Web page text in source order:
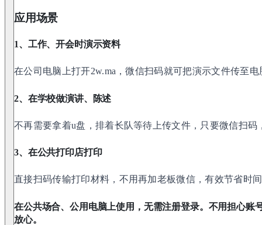
应用场景
1、工作、开会时演示资料
在公司电脑上打开2w.ma，微信扫码就可把演示文件传至
2、在学校做演讲、陈述
不再需要拿着u盘，排着长队等待上传文件，只要微信扫码
3、在公共打印店打印
直接扫码传输打印材料，不用再加老板微信，有效节省时
在公共场合、公用电脑上使用，无需注册登录。不用担心账
放心。